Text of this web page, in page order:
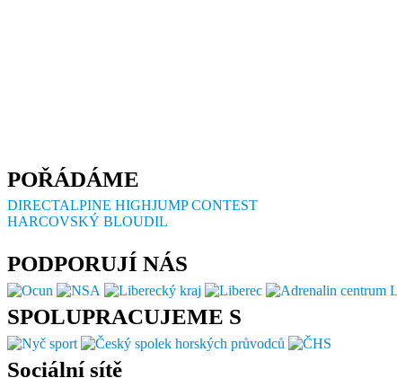
POŘÁDÁME
DIRECTALPINE HIGHJUMP CONTEST
HARCOVSKÝ BLOUDIL
PODPORUJÍ NÁS
SPOLUPRACUJEME S
Sociální sítě